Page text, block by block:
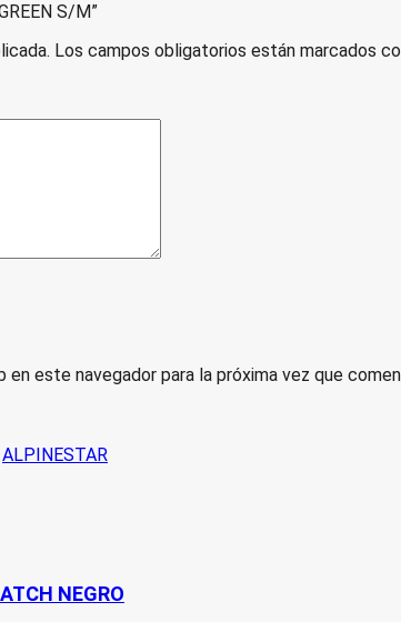
S/M”
Los campos obligatorios están marcados
este navegador para la próxima vez que
ALPINESTAR
NEGRO